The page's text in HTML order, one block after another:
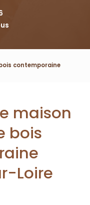
contemporaine
maison
bois
Loire